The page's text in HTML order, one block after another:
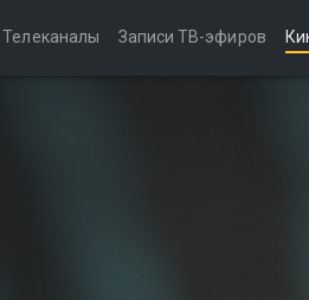
Телеканалы Записи ТВ-эфиров